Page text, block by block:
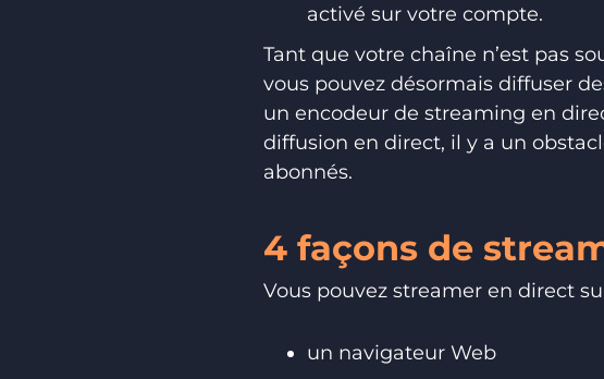
activé sur votre compte.
Tant que votre chaîne n’est pas
vous pouvez désormais diffuser
un encodeur de streaming en
diffusion en direct, il y a un
abonnés.
4 façons de
Vous pouvez streamer en direct
un navigateur Web